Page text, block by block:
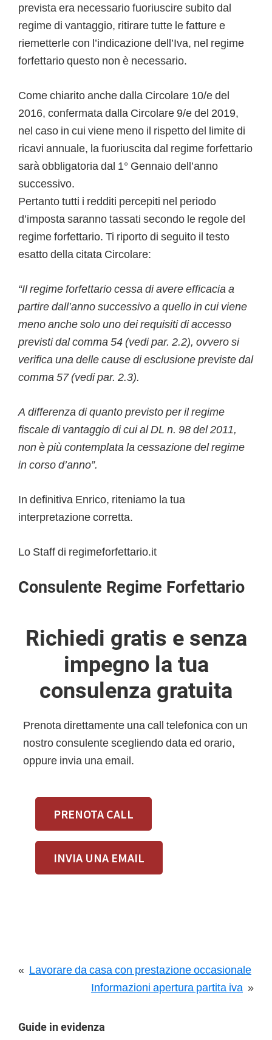
prevista era necessario fuoriuscire subito dal
regime di vantaggio, ritirare tutte le fatture e
riemetterle con l’indicazione dell’Iva, nel regime
forfettario questo non è necessario.
Come chiarito anche dalla Circolare 10/e del
2016, confermata dalla Circolare 9/e del 2019,
nel caso in cui viene meno il rispetto del limite di
ricavi annuale, la fuoriuscita dal regime forfettario
sarà obbligatoria dal 1° Gennaio dell’anno
successivo.
Pertanto tutti i redditi percepiti nel periodo
d’imposta saranno tassati secondo le regole del
regime forfettario. Ti riporto di seguito il testo
esatto della citata Circolare:
“Il regime forfettario cessa di avere efficacia a
partire dall’anno successivo a quello in cui viene
meno anche solo uno dei requisiti di accesso
previsti dal comma 54 (vedi par. 2.2), ovvero si
verifica una delle cause di esclusione previste dal
comma 57 (vedi par. 2.3).
A differenza di quanto previsto per il regime
fiscale di vantaggio di cui al DL n. 98 del 2011,
non è più contemplata la cessazione del regime
in corso d’anno”.
In definitiva Enrico, riteniamo la tua
interpretazione corretta.
Lo Staff di regimeforfettario.it
Consulente Regime Forfettario
Richiedi gratis e senza
impegno la tua
consulenza gratuita
Prenota direttamente una call telefonica con un
nostro consulente scegliendo data ed orario,
oppure invia una email.
PRENOTA CALL
INVIA UNA EMAIL
« Lavorare da casa con prestazione occasionale
Informazioni apertura partita iva »
Barra
Guide in evidenza